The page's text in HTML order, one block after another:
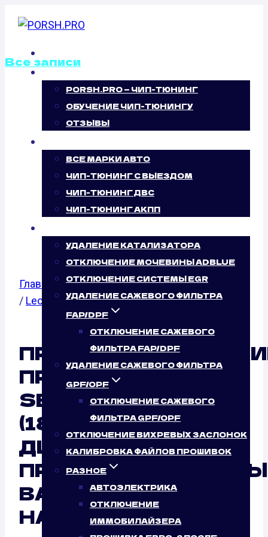
PORSH.PRO — ЧИП-ТЮНИНГ
ОБУЧЕНИЕ ЧИП-ТЮНИНГУ
ОТЗЫВЫ
ВСЕ МАРКИ АВТО
ЧИП-ТЮНИНГ С ВЫЕЗДОМ
ЧИП-ТЮНИНГ ДВС
ЧИП-ТЮНИНГ АКПП
УДАЛЕНИЕ КАТАЛИЗАТОРА
ОТКЛЮЧЕНИЕ МОЧЕВИНЫ ADBLUE
ОТКЛЮЧЕНИЕ СИСТЕМЫ EGR
УДАЛЕНИЕ САЖЕВОГО ФИЛЬТРА
FAP/DPF
ОТКЛЮЧЕНИЕ САЖЕВОГО
ФИЛЬТРА FAP/DPF
УДАЛЕНИЕ САЖЕВОГО ФИЛЬТРА
GPF/OPF
ОТКЛЮЧЕНИЕ САЖЕВОГО
ФИЛЬТРА GPF/OPF
ОТКЛЮЧЕНИЕ ВИХРЕВЫХ ЗАСЛОНОК
КАЛИБРОВКА ФАЙЛОВ ПРОШИВОК
РАЗНОЕ
АВТОЭЛЕКТРИКА
ОТКЛЮЧЕНИЕ
ИММОБИЛАЙЗЕРА
Все записи
КАЛИБРОВКА
ФАЙЛОВ
ПРОШИВОК
SEAT LEON 1.8T
(180 Л.С.)
Главная /Калибровка файлов прошивок
/ Leon / 1.8T
ПРОШИВКИ ЭБУ
SEAT LEON 1.8T
(180 Л.С.)
ДИСТАНЦИОННО:
ВАРИАНТ ОТ
НАШЕГО СЕРВИСА